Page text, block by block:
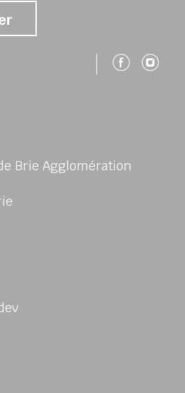
Brie Agglomération